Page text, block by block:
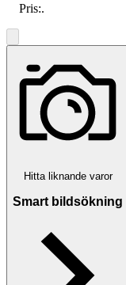
Pris:.
Hitta liknande varor
Smart bildsökning